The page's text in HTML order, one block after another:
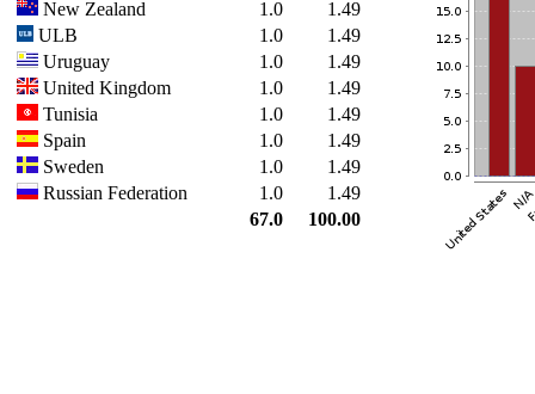
New Zealand
1.0
1.49
ULB
1.0
1.49
Uruguay
1.0
1.49
United Kingdom
1.0
1.49
Tunisia
1.0
1.49
Spain
1.0
1.49
Sweden
1.0
1.49
Russian Federation
1.0
1.49
67.0
100.00